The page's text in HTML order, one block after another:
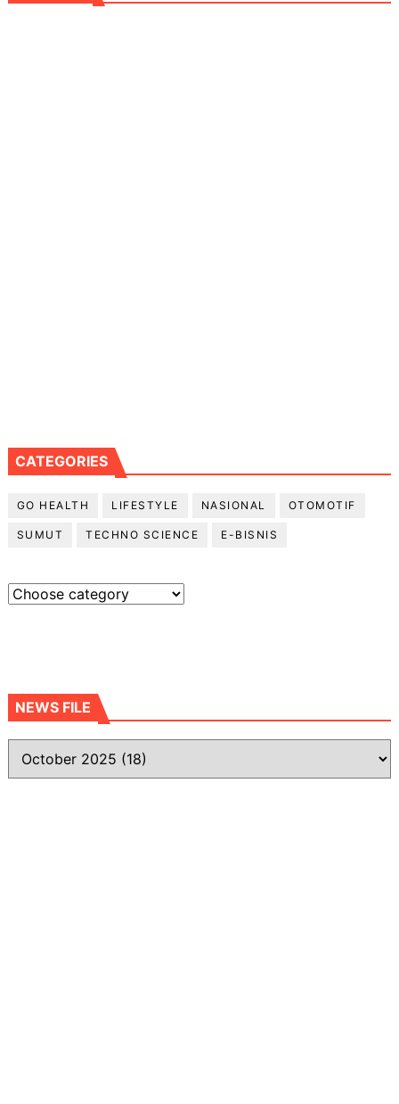
CATEGORIES
GO HEALTH LIFESTYLE NASIONAL OTOMOTIF
SUMUT TECHNO SCIENCE E-BISNIS
NEWS FILE